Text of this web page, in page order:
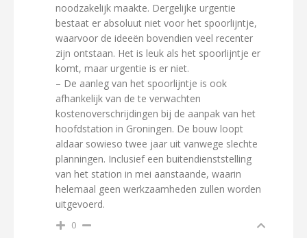
noodzakelijk maakte. Dergelijke urgentie
bestaat er absoluut niet voor het spoorlijntje,
waarvoor de ideeën bovendien veel recenter
zijn ontstaan. Het is leuk als het spoorlijntje er
komt, maar urgentie is er niet.
– De aanleg van het spoorlijntje is ook
afhankelijk van de te verwachten
kostenoverschrijdingen bij de aanpak van het
hoofdstation in Groningen. De bouw loopt
aldaar sowieso twee jaar uit vanwege slechte
planningen. Inclusief een buitendienststelling
van het station in mei aanstaande, waarin
helemaal geen werkzaamheden zullen worden
uitgevoerd.
0